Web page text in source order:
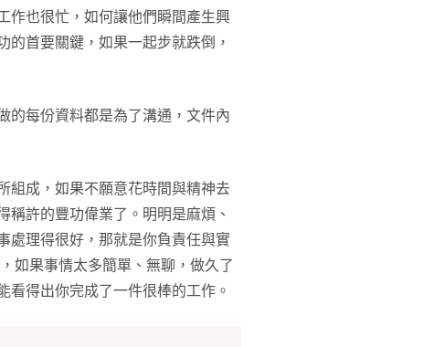
作也很忙，如何讓他們瞬間產生興
的首要關鍵，如果一起步就跌倒，
的每份資料都是為了溝通，文件內
組成，如果不願意花時間與精神去
稱許的豐功偉業了。明明是麻煩、
處理得很好，那就是你負責任與實
如果事情太多簡單、無聊，做久了
看得出你完成了一件很棒的工作。